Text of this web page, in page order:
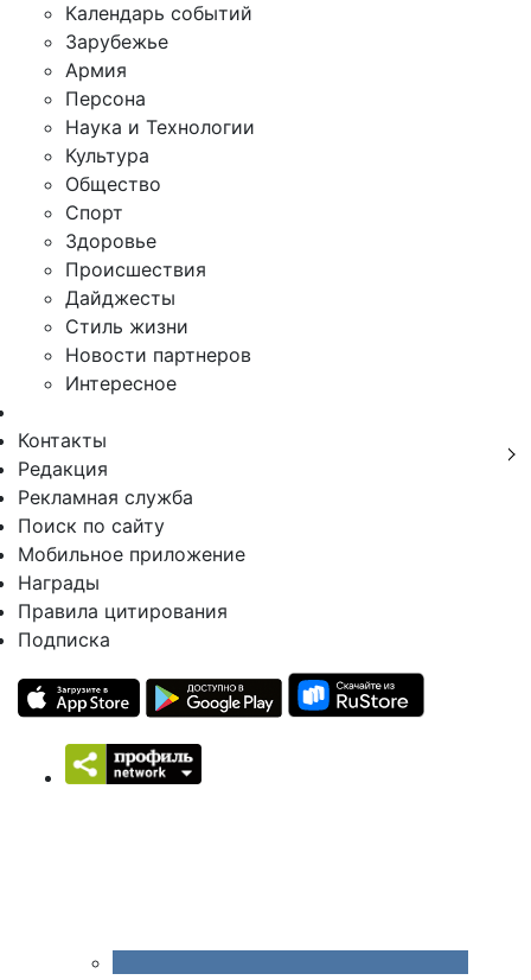
Календарь событий
Зарубежье
Армия
Персона
Наука и Технологии
Культура
Общество
Спорт
Здоровье
Происшествия
Дайджесты
Стиль жизни
Новости партнеров
Интересное
Контакты
Редакция
Рекламная служба
Поиск по сайту
Мобильное приложение
Награды
Правила цитирования
Подписка